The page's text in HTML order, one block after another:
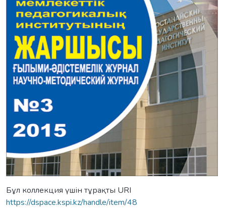
Бұл коллекция үшін тұрақты URI
https://dspace.kspi.kz/handle/item/48